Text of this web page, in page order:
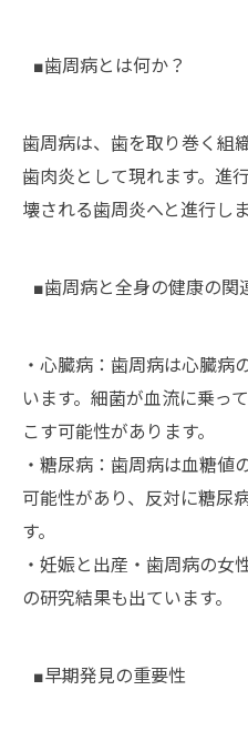
■歯周病とは何か？
歯周病は、歯を取り巻く組
歯肉炎として現れます。進
壊される歯周炎へと進行しま
■歯周病と全身の健康の関
・心臓病：歯周病は心臓病
います。細菌が血流に乗っ
こす可能性があります。
・糖尿病：歯周病は血糖値
可能性があり、反対に糖尿
す。
・妊娠と出産・歯周病の女
の研究結果も出ています。
■早期発見の重要性